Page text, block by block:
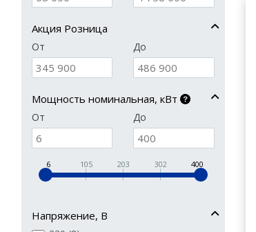
Акция Розница
От До
Мощность номинальная, кВт
От До
6 105 203 302 400
Напряжение, В